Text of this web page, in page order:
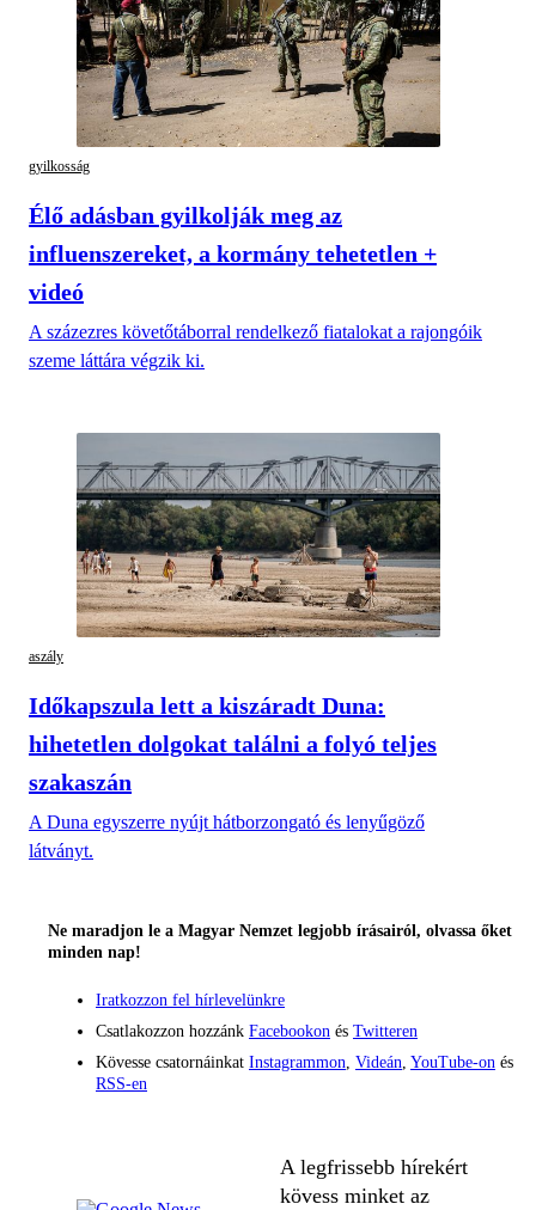
gyilkosság
Élő adásban gyilkolják meg az
influenszereket, a kormány tehetetlen +
videó
A százezres követőtáborral rendelkező fiatalokat a rajongóik
szeme láttára végzik ki.
aszály
Időkapszula lett a kiszáradt Duna:
hihetetlen dolgokat találni a folyó teljes
szakaszán
A Duna egyszerre nyújt hátborzongató és lenyűgöző
látványt.
Ne maradjon le a Magyar Nemzet legjobb írásairól, olvassa őket
minden nap!
Iratkozzon fel hírlevelünkre
Csatlakozzon hozzánk Facebookon és Twitteren
Kövesse csatornáinkat Instagrammon Videán YouTube-on és
RSS-en
A legfrissebb hírekért
kövess minket az